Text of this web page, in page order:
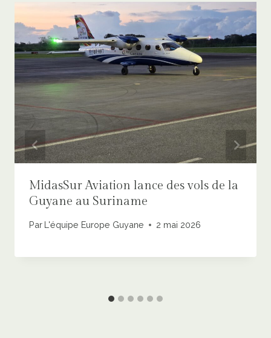
MidasSur Aviation lance des vols de la
Guyane au Suriname
Par L'équipe Europe Guyane 2 mai 2026